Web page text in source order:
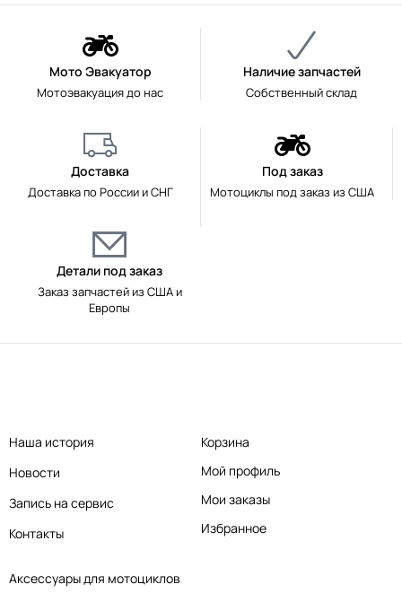
Мото Эвакуатор
Мотоэвакуация до нас
Наличие запчастей
Собственный склад
Доставка
Доставка по России и СНГ
Под заказ
Мотоциклы под заказ из США
Детали под заказ
Заказ запчастей из США и
Европы
Аксессуары для мотоциклов
Наша история
Новости
Запись на сервис
Контакты
Корзина
Мой профиль
Мои заказы
Избранное